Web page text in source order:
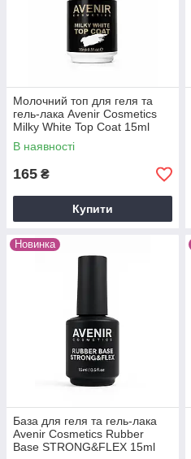
Молочний топ для геля та
гель-лака Avenir Cosmetics
Milky White Top Coat 15ml
В наявності
165 ₴
Купити
Новинка
База для геля та гель-лака
Avenir Cosmetics Rubber
Base STRONG&FLEX 15ml